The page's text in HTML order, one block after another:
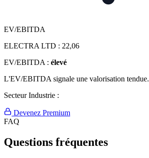
EV/EBITDA
ELECTRA LTD : 22,06
EV/EBITDA : élevé
L'EV/EBITDA signale une valorisation tendue.
Secteur Industrie :
Devenez Premium
FAQ
Questions fréquentes